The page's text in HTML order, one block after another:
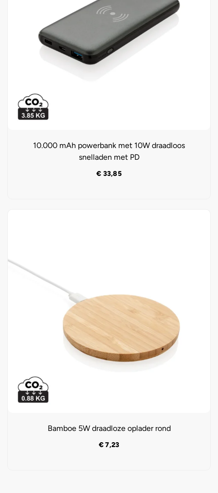
10.000 mAh powerbank met 10W draadloos
snelladen met PD
€ 33,85
Bamboe 5W draadloze oplader rond
€7,23